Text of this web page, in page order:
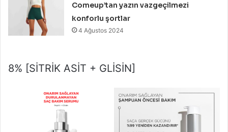
Comeup’tan yazın vazgeçilmezi
konforlu şortlar
4 Ağustos 2024
8% [SİTRİK ASİT + GLİSİN]